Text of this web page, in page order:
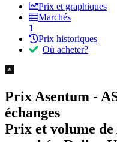
Prix et graphiques
Marchés
1
Prix historiques
Où acheter?
Prix Asentum -
échanges
Prix et volume de